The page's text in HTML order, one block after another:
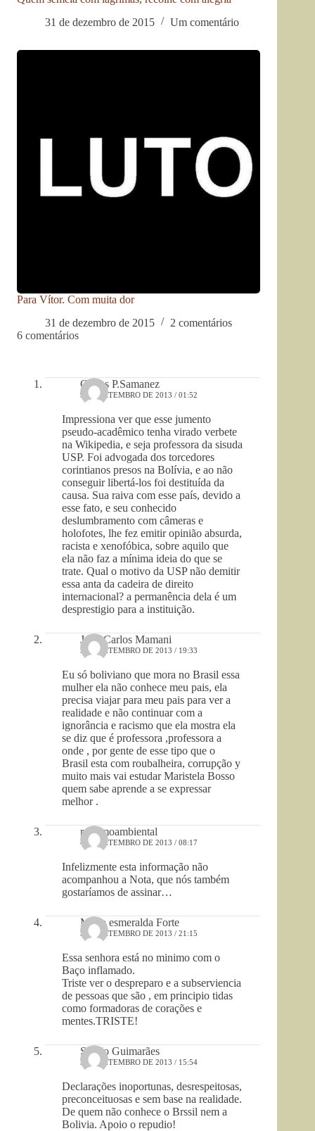
31 de dezembro de 2015
Um comentário
Para Vítor. Com muita dor
31 de dezembro de 2015
2 comentários
6 comentários
Carlos P.Samanez
9 DE SETEMBRO DE 2013 / 01:52
Impressiona ver que esse jumento
pseudo-acadêmico tenha virado verbete
na Wikipedia, e seja professora da sisuda
USP. Foi advogada dos torcedores
corintianos presos na Bolívia, e ao não
conseguir libertá-los foi destituída da
causa. Sua raiva com esse país, devido a
esse fato, e seu conhecido
deslumbramento com câmeras e
holofotes, lhe fez emitir opinião absurda,
racista e xenofóbica, sobre aquilo que
ela não faz a mínima ideia do que se
trate. Qual o motivo da USP não demitir
essa anta da cadeira de direito
internacional? a permanência dela é um
desprestigio para a instituição.
Juan Carlos Mamani
5 DE SETEMBRO DE 2013 / 19:33
Eu só boliviano que mora no Brasil essa
mulher ela não conhece meu pais, ela
precisa viajar para meu pais para ver a
realidade e não continuar com a
ignorância e racismo que ela mostra ela
se diz que é professora ,professora a
onde , por gente de esse tipo que o
Brasil esta com roubalheira, corrupção y
muito mais vai estudar Maristela Bosso
quem sabe aprende a se expressar
melhor .
racismoambiental
4 DE SETEMBRO DE 2013 / 08:17
Infelizmente esta informação não
acompanhou a Nota, que nós também
gostaríamos de assinar…
Maria esmeralda Forte
3 DE SETEMBRO DE 2013 / 21:15
Essa senhora está no minimo com o
Baço inflamado.
Triste ver o despreparo e a subserviencia
de pessoas que são , em principio tidas
como formadoras de corações e
mentes.TRISTE!
Sérgio Guimarães
3 DE SETEMBRO DE 2013 / 15:54
Declarações inoportunas, desrespeitosas,
preconceituosas e sem base na realidade.
De quem não conhece o Brssil nem a
Bolivia. Apoio o repudio!